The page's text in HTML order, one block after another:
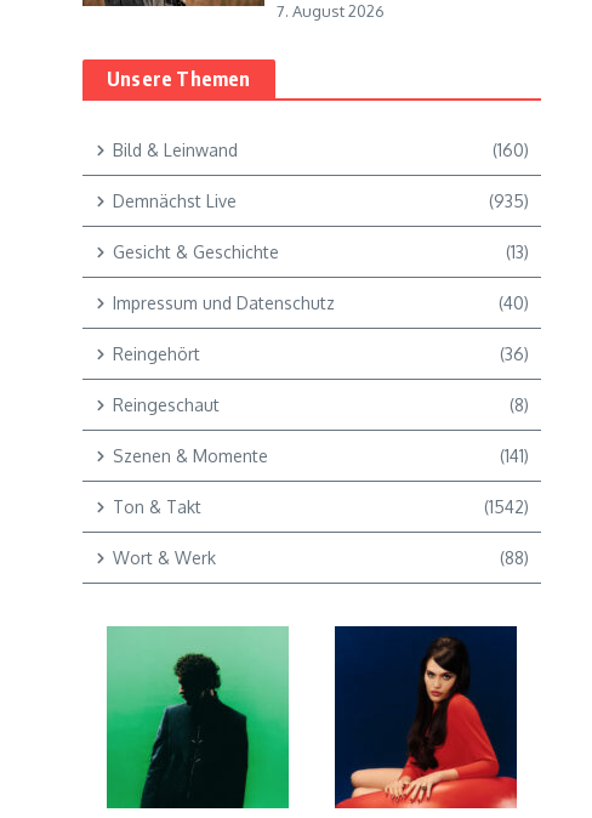
7. August 2026
Unsere Themen
Bild & Leinwand (160)
Demnächst Live (935)
Gesicht & Geschichte (13)
Impressum und Datenschutz (40)
Reingehört (36)
Reingeschaut (8)
Szenen & Momente (141)
Ton & Takt (1542)
Wort & Werk (88)